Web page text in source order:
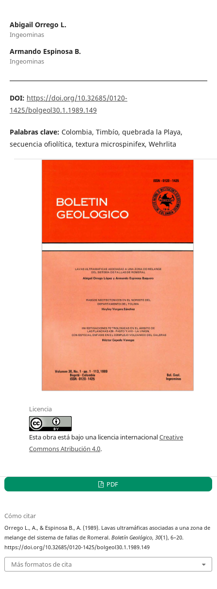
Abigail Orrego L.
Ingeominas
Armando Espinosa B.
Ingeominas
DOI: https://doi.org/10.32685/0120-
1425/bolgeol30.1.1989.149
Palabras clave: Colombia, Timbío, quebrada la Playa,
secuencia ofiolítica, textura microspinifex, Wehrlita
Licencia
Esta obra está bajo una licencia internacionalCreative
Commons Atribución 4.0.
PDF
Cómo citar
Orrego L., A., & Espinosa B., A. (1989). Lavas ultramáficas asociadas a una zona de
melange del sistema de fallas de Romeral.Boletín Geológico,30(1), 6–20.
https://doi.org/10.32685/0120-1425/bolgeol30.1.1989.149
Más formatos de cita